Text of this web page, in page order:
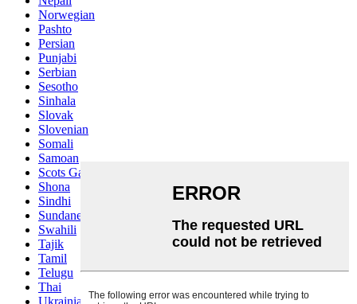
Norwegian
Pashto
Persian
Punjabi
Serbian
Sesotho
Sinhala
Slovak
Slovenian
Somali
Samoan
Scots Gaelic
Shona
Sindhi
Sundanese
Swahili
Tajik
Tamil
Telugu
Thai